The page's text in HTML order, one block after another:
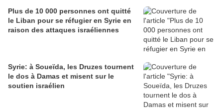
Plus de 10 000 personnes ont quitté
le Liban pour se réfugier en Syrie en
raison des attaques israéliennes
Syrie: à Soueïda, les Druzes tournent
le dos à Damas et misent sur le
soutien israélien